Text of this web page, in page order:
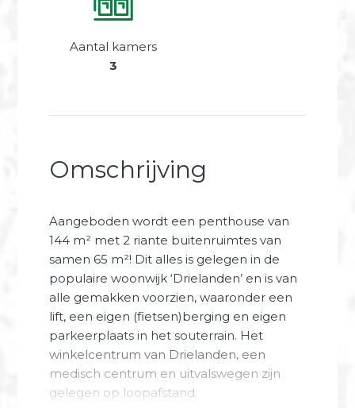
Aantal kamers
3
Omschrijving
Aangeboden wordt een penthouse van
144 m² met 2 riante buitenruimtes van
samen 65 m²! Dit alles is gelegen in de
populaire woonwijk ‘Drielanden’ en is van
alle gemakken voorzien, waaronder een
lift, een eigen (fietsen)berging en eigen
parkeerplaats in het souterrain. Het
winkelcentrum van Drielanden, een
medisch centrum en uitvalswegen zijn
gelegen op loopafstand.